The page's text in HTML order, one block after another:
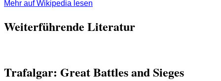
Mehr auf Wikipedia lesen
Weiterführende Literatur
Trafalgar: Great Battles and Sieges